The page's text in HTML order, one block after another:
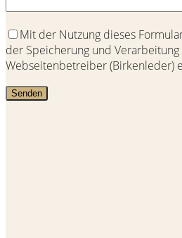
Mit der Nutzung dieses
der Speicherung und
Webseitenbetreiber (Birkenleder)